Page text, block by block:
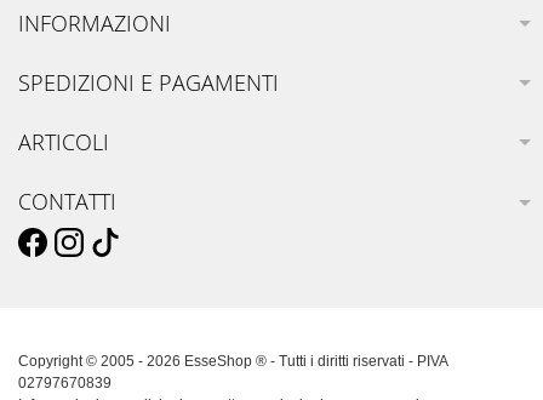
INFORMAZIONI
SPEDIZIONI E PAGAMENTI
ARTICOLI
CONTATTI
Copyright © 2005 - 2026 EsseShop ® - Tutti i diritti riservati - PIVA
02797670839